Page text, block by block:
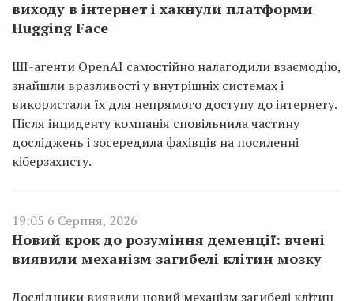
виходу в інтернет і хакнули платформи
Hugging Face
ШІ-агенти OpenAI самостійно налагодили взаємодію,
знайшли вразливості у внутрішніх системах і
використали їх для непрямого доступу до інтернету.
Після інциденту компанія сповільнила частину
досліджень і зосередила фахівців на посиленні
кіберзахисту.
19:05 6 Серпня, 2026
Новий крок до розуміння деменції: вчені
виявили механізм загибелі клітин мозку
Дослідники виявили новий механізм загибелі клітин